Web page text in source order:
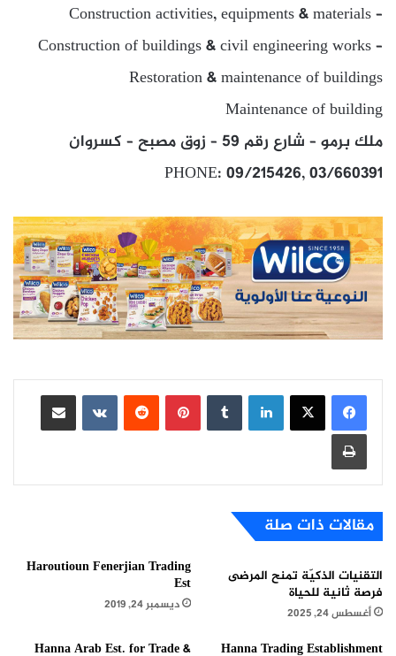
Construction activities, equipments & materials –
Construction of buildings & civil engineering works –
Restoration & maintenance of buildings
Maintenance of building
ملك برمو – شارع رقم 59 – زوق مصبح – كسروان
PHONE: 09/215426, 03/660391
لينكدإن بينتيريست
مشاركة عبر البريد
طباعة
مقالات ذات صلة
التقنيات الذكيّة تمنح المرضى
فرصة ثانية للحياة
أغسطس 24, 2025
Haroutioun Fenerjian Trading
Est
ديسمبر 24, 2019
Hanna Trading Establishment
Hanna Arab Est. for Trade &